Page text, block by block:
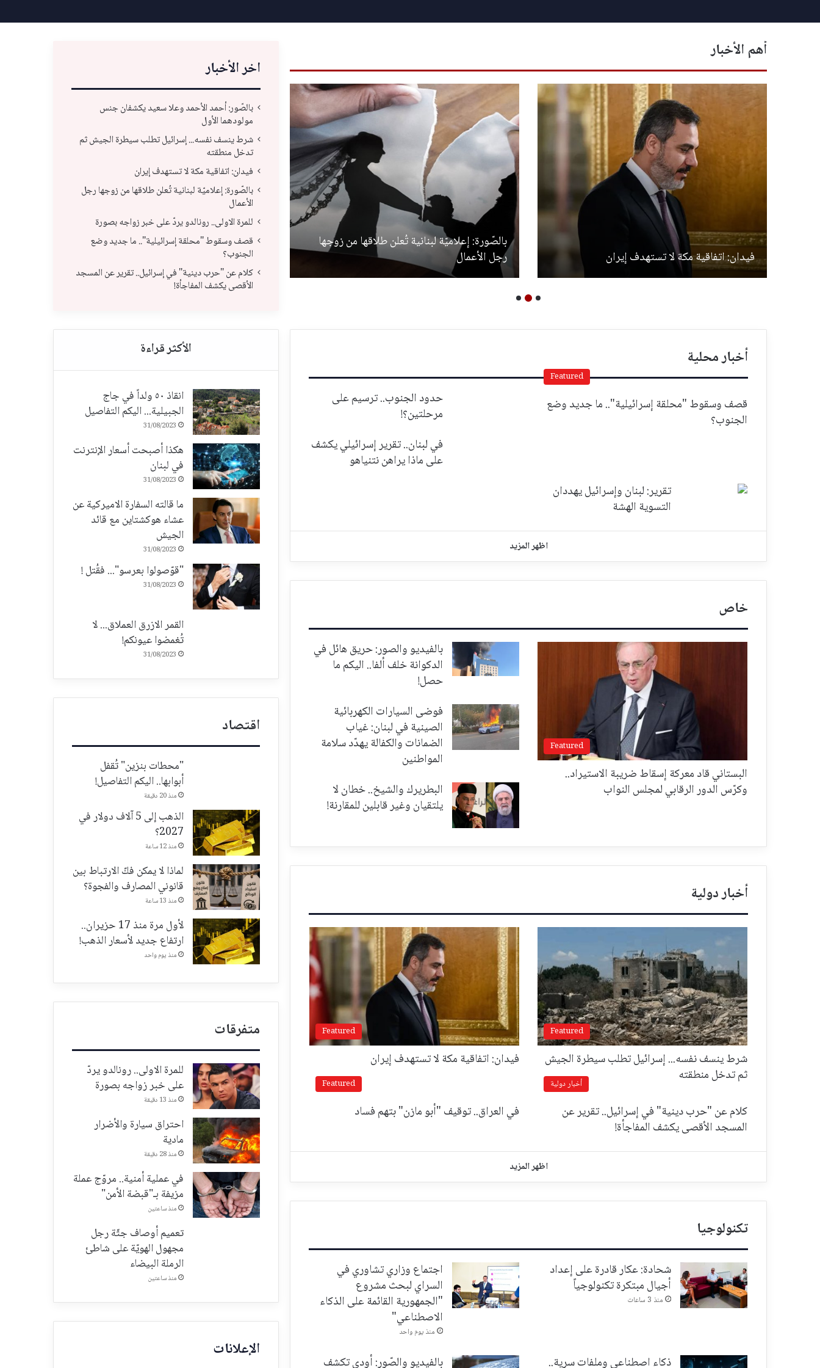
أهم الأخبار
فيدان: اتفاقية مكة لا تستهدف إيران
بالصّورة: إعلاميّة لبنانية تُعلن طلاقها من زوجها
رجل الأعمال
للمرة الاولى.. رونالدو يردّ على خبر زواجه بصورة
اخر الأخبار
بالصّور: أحمد الأحمد وعلا سعيد يكشفان جنس
مولودهما الأول
شرط ينسف نفسه... إسرائيل تطلب سيطرة الجيش ثم
تدخل منطقته
فيدان: اتفاقية مكة لا تستهدف إيران
بالصّورة: إعلاميّة لبنانية تُعلن طلاقها من زوجها رجل
الأعمال
للمرة الاولى.. رونالدو يردّ على خبر زواجه بصورة
قصف وسقوط "محلقة إسرائيلية".. ما جديد وضع
الجنوب؟
كلام عن "حرب دينية" في إسرائيل.. تقرير عن المسجد
الأقصى يكشف المفاجأة!
أخبار محلية
Featured
قصف وسقوط "محلقة إسرائيلية".. ما جديد وضع
الجنوب؟
حدود الجنوب.. ترسيم على
مرحلتين؟!
في لبنان.. تقرير إسرائيلي يكشف
على ماذا يراهن نتنياهو
تقرير: لبنان وإسرائيل يهددان
التسوية الهشة
اظهر المزيد
خاص
Featured
البستاني قاد معركة إسقاط ضريبة الاستيراد..
وكرّس الدور الرقابي لمجلس النواب
بالفيديو والصور: حريق هائل في
الدكوانة خلف ألفا.. اليكم ما
حصل!
فوضى السيارات الكهربائية
الصينية في لبنان: غياب
الضمانات والكفالة يهدّد سلامة
المواطنين
البطريرك والشيخ.. خطان لا
يلتقيان وغير قابلين للمقارنة!
أخبار دولية
Featured
شرط ينسف نفسه... إسرائيل تطلب سيطرة الجيش
ثم تدخل منطقته
Featured
فيدان: اتفاقية مكة لا تستهدف إيران
أخبار دولية
كلام عن "حرب دينية" في إسرائيل.. تقرير عن
المسجد الأقصى يكشف المفاجأة!
Featured
في العراق.. توقيف "أبو مازن" بتهم فساد
اظهر المزيد
تكنولوجيا
شحادة: عكار قادرة على إعداد
أجيال مبتكرة تكنولوجياً
منذ 3 ساعات
اجتماع وزاري تشاوري في
السراي لبحث مشروع
"الجمهورية القائمة على الذكاء
الاصطناعي"
منذ يوم واحد
ذكاء اصطناعي وملفات سرية.. بالفيديو والصّور: أودي تكشف
انقاذ ٥٠ ولداً في جاج
الجبيلية... اليكم التفاصيل
31/08/2023
هكذا أصبحت أسعار الإنترنت
في لبنان
31/08/2023
ما قالته السفارة الاميركية عن
عشاء هوكشتاين مع قائد
الجيش
31/08/2023
"قوّصولوا بعرسو"... فقُتل !
31/08/2023
القمر الازرق العملاق... لا
تُغمضوا عيونكم!
31/08/2023
اقتصاد
"محطات بنزين" تُقفل
أبوابها.. اليكم التفاصيل!
منذ 20 دقيقة
الذهب إلى 5 آلاف دولار في
2027؟
منذ 12 ساعة
لماذا لا يمكن فكّ الارتباط بين
قانوني المصارف والفجوة؟
منذ 13 ساعة
لأول مرة منذ 17 حزيران..
ارتفاع جديد لأسعار الذهب!
منذ يوم واحد
متفرقات
للمرة الاولى.. رونالدو يردّ
على خبر زواجه بصورة
منذ 13 دقيقة
احتراق سيارة والأضرار
مادية
منذ 28 دقيقة
في عملية أمنية.. مروّج عملة
مزيفة بـ"قبضة الأمن"
منذ ساعتين
تعميم أوصاف جثّة رجل
مجهول الهويّة على شاطئ
الرملة البيضاء
منذ ساعتين
الإعلانات